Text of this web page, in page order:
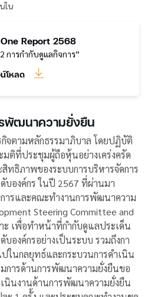
ใน
Report 2568
การกำกับดูแลกิจการ”
โหลด
พัฒนาความยั่งยืน
จตามหลักธรรมาภิบาล โดยปฏิบัติ
ติที่ประชุมผู้ถือหุ้นอย่างเคร่งครัด
ทธิภาพของระบบการบริหารจัดการ
บองค์กร ในปี 2567 ที่ผ่านมา
ารและคณะทำงานการพัฒนาความ
Steering Committee and
ะ เพื่อทำหน้าที่กำกับดูแลประเด็น
องค์กรอย่างเป็นระบบ รวมถึงกา
ปในกลยุทธ์และกระบวนการดำเนิน
มการด้านการพัฒนาความยั่งยืนขอ
นินงานด้านการพัฒนาความยั่งยืน